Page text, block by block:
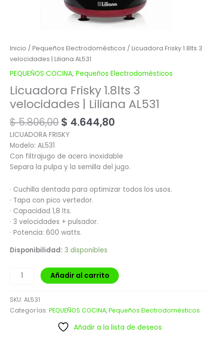
Inicio / Pequeños Electrodomésticos / Licuadora Frisky 1.8lts 3
velocidades | Liliana AL531
PEQUEÑOS COCINA, Pequeños Electrodomésticos
Licuadora Frisky 1.8lts 3
velocidades | Liliana AL531
$5.806,00 $ 4.644,80
LICUADORA FRISKY
Modelo: AL531
Con filtrajugo de acero inoxidable
Separa la pulpa y la semilla del jugo.
· Cuchilla dentada para optimizar todos los usos.
· Tapa con pico vertedor.
· Capacidad 1,8 lts.
· 3 velocidades + pulsador.
· Potencia: 600 watts.
Disponibilidad: 3 disponibles
Añadir al carrito
SKU: AL531
Categorías: PEQUEÑOS COCINA,Pequeños Electrodomésticos
Añadir a la lista de deseos